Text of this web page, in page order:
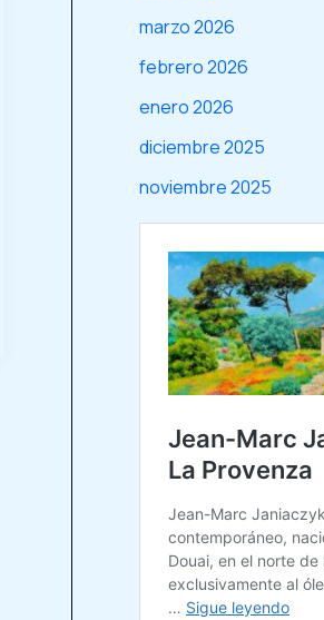
marzo 2026
febrero 2026
enero 2026
diciembre 2025
noviembre 2025